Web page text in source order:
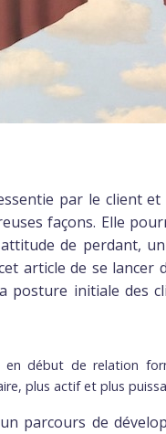
par le client et
façons. Elle
de perdant,
article de se lancer
posture initiale des
en début de relation
plus actif et plus
parcours de